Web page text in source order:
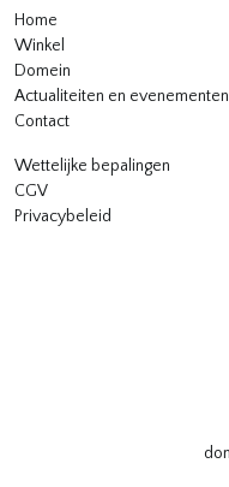
Home
Winkel
Domein
Actualiteiten en evenementen
Contact
Wettelijke bepalingen
CGV
Privacybeleid